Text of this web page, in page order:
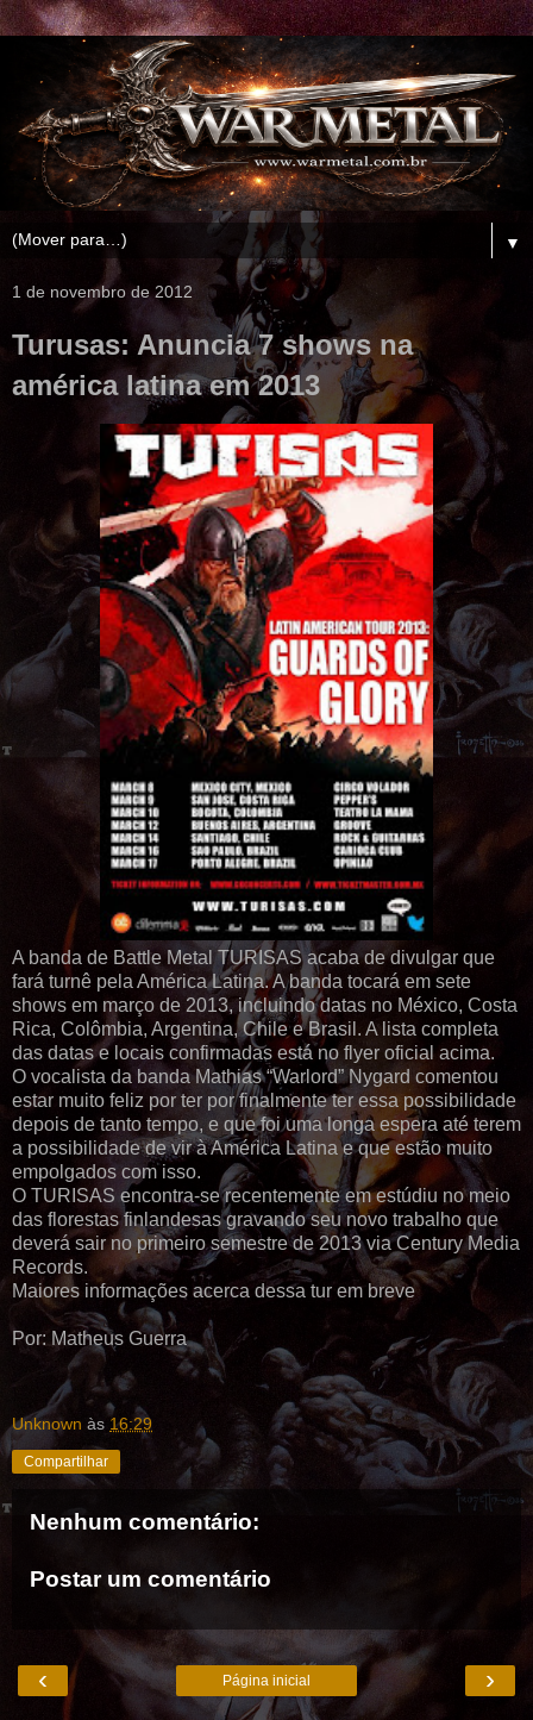
▼
1 de novembro de 2012
Turusas: Anuncia 7 shows na
américa latina em 2013
A banda de Battle Metal TURISAS acaba de divulgar que
fará turnê pela América Latina. A banda tocará em sete
shows em março de 2013, incluindo datas no México, Costa
Rica, Colômbia, Argentina, Chile e Brasil. A lista completa
das datas e locais confirmadas está no flyer oficial acima.
O vocalista da banda Mathias “Warlord” Nygard comentou
estar muito feliz por ter por finalmente ter essa possibilidade
depois de tanto tempo, e que foi uma longa espera até terem
a possibilidade de vir à América Latina e que estão muito
empolgados com isso.
O TURISAS encontra-se recentemente em estúdiu no meio
das florestas finlandesas gravando seu novo trabalho que
deverá sair no primeiro semestre de 2013 via Century Media
Records.
Maiores informações acerca dessa tur em breve
Por: Matheus Guerra
Unknown às 16:29
Compartilhar
Nenhum comentário:
Postar um comentário
‹ ›
Página inicial